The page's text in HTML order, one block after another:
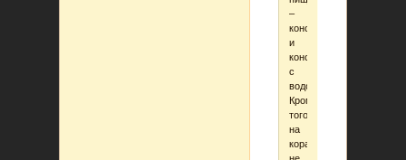
–
консервы
и
консервы
с
водой.
Кроме
того,
на
корабле